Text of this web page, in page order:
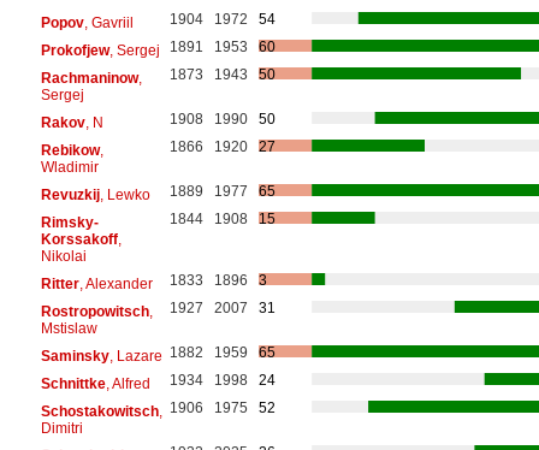
Popov, Gavriil 1904 1972
54
Prokofjew, Sergej 1891 1953
60
Rachmaninow,
Sergej
1873 1943 50
Rakov, N 1908 1990
50
Rebikow,
Wladimir
1866 1920 27
Revuzkij, Lewko 1889 1977
65
Rimsky-
Korssakoff,
Nikolai
1844 1908 15
Ritter, Alexander 1833 1896
3
Rostropowitsch,
Mstislaw
1927 2007 31
Saminsky, Lazare 1882 1959
65
Schnittke, Alfred 1934 1998
24
Schostakowitsch,
Dimitri
1906 1975 52